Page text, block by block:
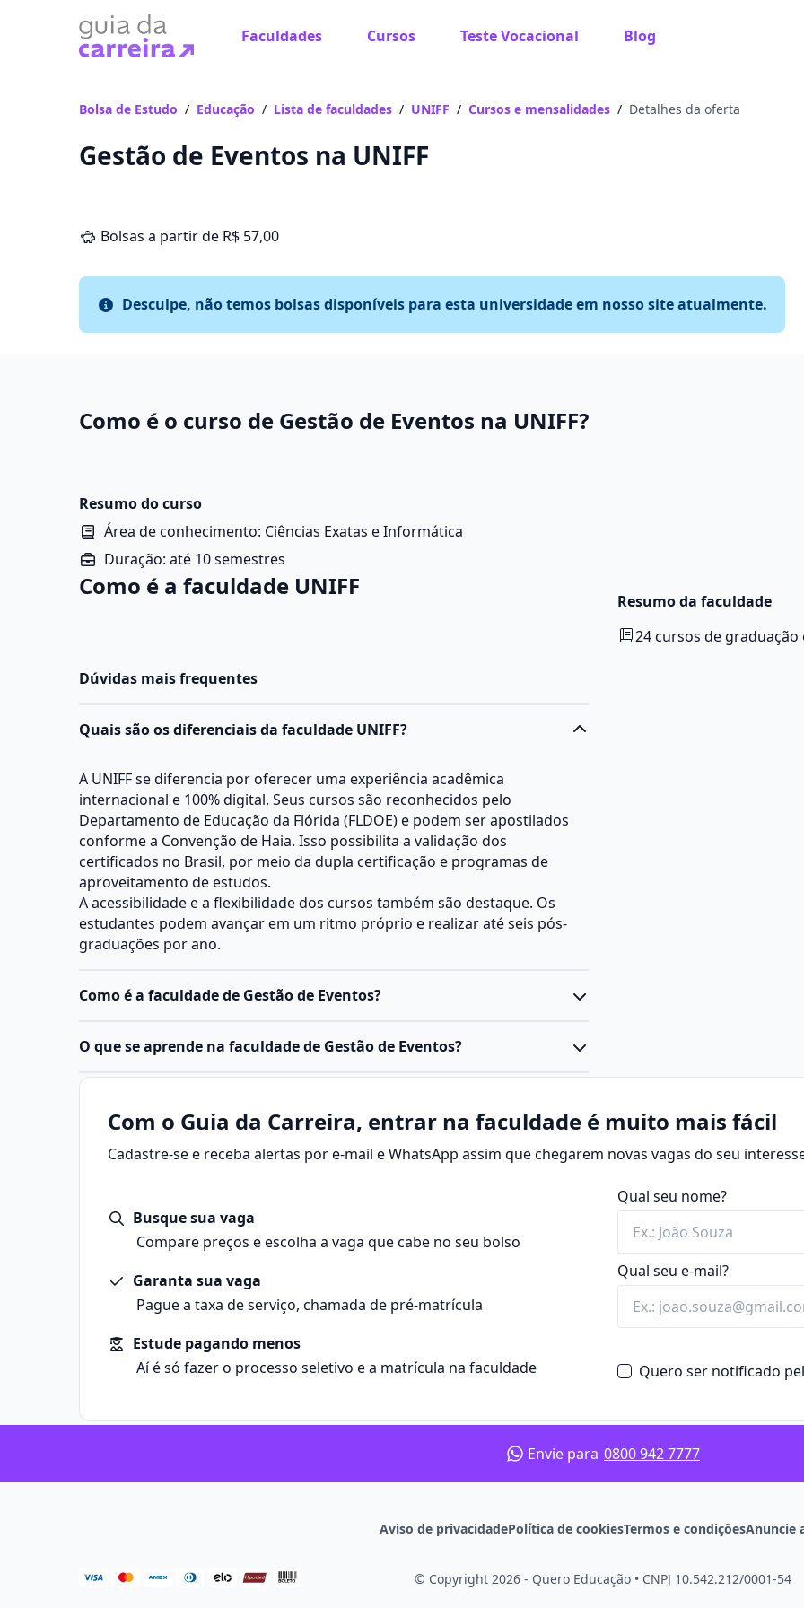
Faculdades Cursos Teste Vocacional Blog
Bolsa de Estudo / Educação / Lista de faculdades / UNIFF / Cursos e mensalidades / Detalhes da oferta
Gestão de Eventos na UNIFF
Bolsas a partir de R$ 57,00
Desculpe, não temos bolsas disponíveis para esta universidade em nosso site atualmente.
Como é o curso de Gestão de Eventos na UNIFF?
Resumo do curso
Área de conhecimento: Ciências Exatas e Informática
Duração: até 10 semestres
Como é a faculdade UNIFF
Resumo da faculdade
24 cursos de
Dúvidas mais frequentes
Quais são os diferenciais da faculdade UNIFF?
A UNIFF se diferencia por oferecer uma experiência acadêmica
internacional e 100% digital. Seus cursos são reconhecidos pelo
Departamento de Educação da Flórida (FLDOE) e podem ser apostilados
conforme a Convenção de Haia. Isso possibilita a validação dos
certificados no Brasil, por meio da dupla certificação e programas de
aproveitamento de estudos.
A acessibilidade e a flexibilidade dos cursos também são destaque. Os
estudantes podem avançar em um ritmo próprio e realizar até seis pós-
graduações por ano.
Como é a faculdade de Gestão de Eventos?
O que se aprende na faculdade de Gestão de Eventos?
Com o Guia da Carreira, entrar na faculdade é muito mais fácil
Cadastre-se e receba alertas por e-mail e WhatsApp assim que chegarem novas vagas do seu
Busque sua vaga
Compare preços e escolha a vaga que cabe no seu bolso
Garanta sua vaga
Pague a taxa de serviço, chamada de pré-matrícula
Estude pagando menos
Aí é só fazer o processo seletivo e a matrícula na faculdade
Qual seu nome?
Qual seu e-mail?
Quero ser notificado
Envie para 0800 942 7777
Aviso de privacidadePolítica de cookiesTermos e condiçõesAnuncie
© Copyright 2026 - Quero Educação • CNPJ 10.542.212/0001-54